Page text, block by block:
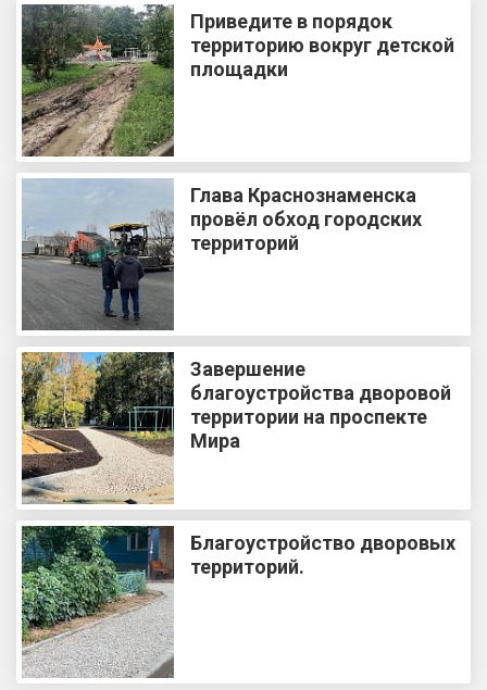
Приведите в порядок
территорию вокруг детской
площадки
Глава Краснознаменска
провёл обход городских
территорий
Завершение
благоустройства дворовой
территории на проспекте
Мира
Благоустройство дворовых
территорий.